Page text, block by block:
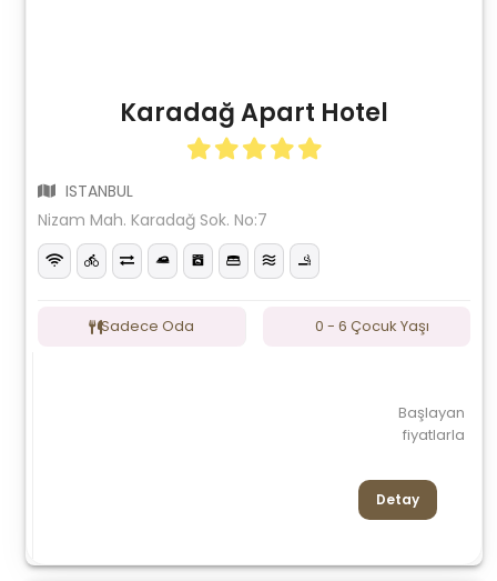
Karadağ Apart Hotel
ISTANBUL
Nizam Mah. Karadağ Sok. No:7
Sadece Oda 0 - 6 Çocuk Yaşı
Başlayan
fiyatlarla
Detay